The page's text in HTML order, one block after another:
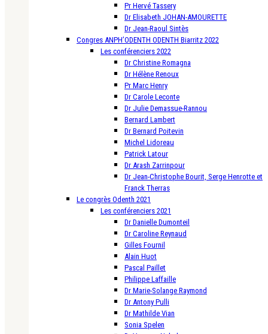
Pr Hervé Tassery
Dr Elisabeth JOHAN-AMOURETTE
Dr Jean-Raoul Sintès
Congres ANPH’ODENTH ODENTH Biarritz 2022
Les conférenciers 2022
Dr Christine Romagna
Dr Hélène Renoux
Pr Marc Henry
Dr Carole Leconte
Dr Julie Demassue-Rannou
Bernard Lambert
Dr Bernard Poitevin
Michel Lidoreau
Patrick Latour
Dr Arash Zarrinpour
Dr Jean-Christophe Bourit, Serge Henrotte et
Franck Therras
Le congrès Odenth 2021
Les conférenciers 2021
Dr Danielle Dumonteil
Dr Caroline Reynaud
Gilles Fournil
Alain Huot
Pascal Paillet
Philippe Laffaille
Dr Marie-Solange Raymond
Dr Antony Pulli
Dr Mathilde Vian
Sonia Spelen